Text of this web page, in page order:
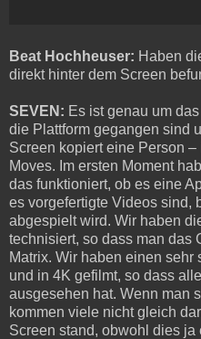
Beat Hochheuser: Haben
direkt hinter dem Screen
SEVEN: Es ist genau um
die Plattform gegangen sind
Screen kopiert eine Person
Moves. Im ersten Moment
das funktioniert, ob es eine
es vorgefertigte Videos sind,
abgespielt wird. Wir haben
technisiert, so dass man das
Matrix. Wir haben einen sehr
und in 4K gefilmt, so dass
ausgesehen hat. Wenn man
kommen viele nicht gleich
Screen stand, obwohl dies